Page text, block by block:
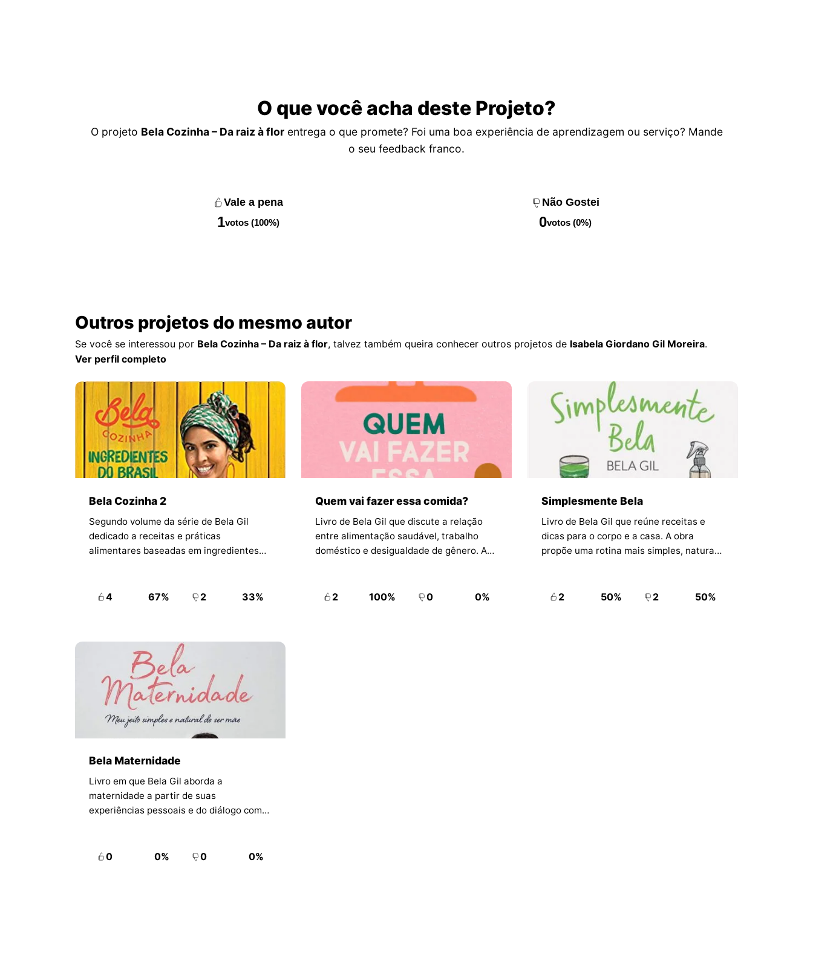
O que você acha deste Projeto?
O projeto Bela Cozinha – Da raiz à florentrega o que promete? Foi uma boa experiência de aprendizagem ou serviço? Mande
o seu feedback franco.
Vale a pena
1votos (100%)
Não Gostei
0votos (0%)
Outros projetos do mesmo autor
Se você se interessou por Bela Cozinha – Da raiz à flor, talvez também queira conhecer outros projetos de Isabela Giordano Gil Moreira.
Ver perfil completo
Bela Cozinha 2
Segundo volume da série de Bela Gil
dedicado a receitas e práticas
alimentares baseadas em ingredientes
saúde e cotidiano.
4 67% 2 33%
Quem vai fazer essa comida?
Livro de Bela Gil que discute a relação
entre alimentação saudável, trabalho
doméstico e desigualdade de gênero. A
historicamente desvalorizada.
2 100% 0 0%
Simplesmente Bela
Livro de Bela Gil que reúne receitas e
dicas para o corpo e a casa. A obra
propõe uma rotina mais simples, natural
domésticas de menor impacto.
2 50% 2 50%
Bela Maternidade
Livro em que Bela Gil aborda a
maternidade a partir de suas
experiências pessoais e do diálogo com
introdução alimentar com tom íntimo e
0 0% 0 0%